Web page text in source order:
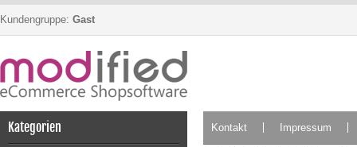
Kundengruppe: Gast
Kategorien Kontakt Impressum